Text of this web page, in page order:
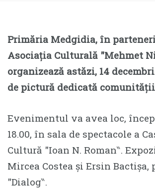
Primăria Medgidia, în
Asociația Culturală ″Mehmet
organizează astăzi, 14
de pictură dedicată
Evenimentul va avea loc,
18.00, în sala de spectacole a
Cultură ″Ioan N. Roman‶.
Mircea Costea și Ersin
″Dialog‶.